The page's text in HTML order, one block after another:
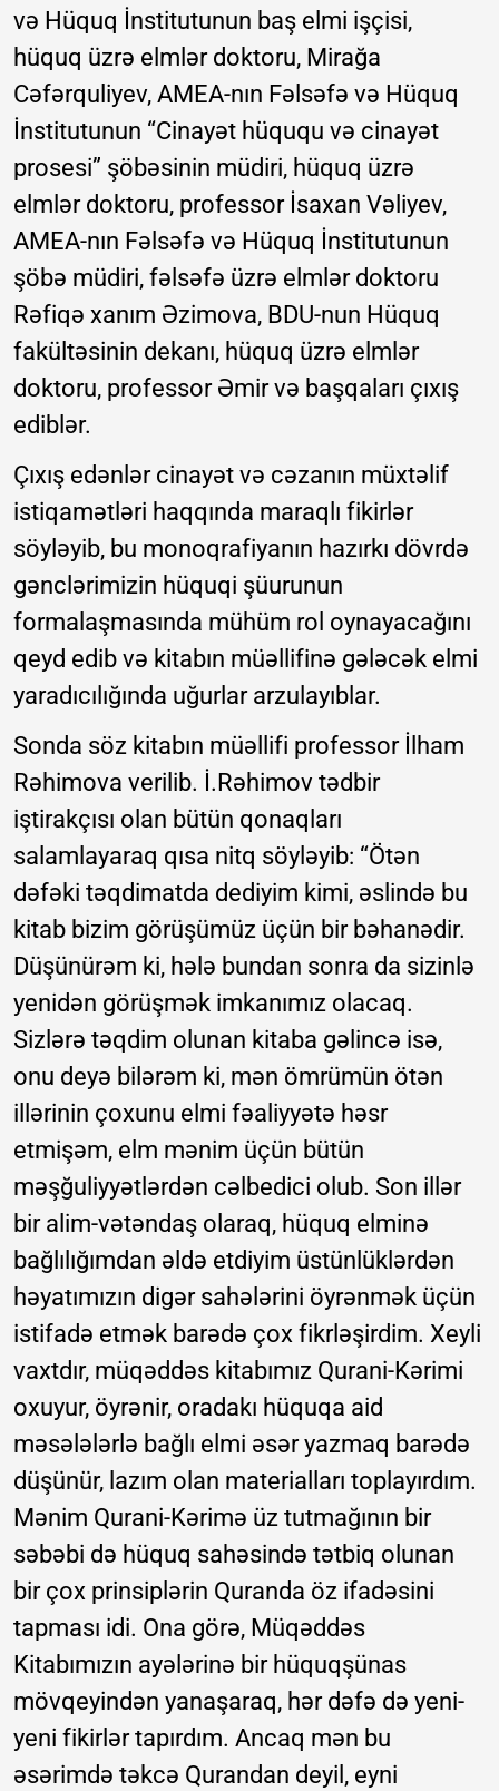
və Hüquq İnstitutunun baş elmi işçisi,
hüquq üzrə elmlər doktoru, Mirağa
Cəfərquliyev, AMEA-nın Fəlsəfə və Hüquq
İnstitutunun “Cinayət hüququ və cinayət
prosesi” şöbəsinin müdiri, hüquq üzrə
elmlər doktoru, professor İsaxan Vəliyev,
AMEA-nın Fəlsəfə və Hüquq İnstitutunun
şöbə müdiri, fəlsəfə üzrə elmlər doktoru
Rəfiqə xanım Əzimova, BDU-nun Hüquq
fakültəsinin dekanı, hüquq üzrə elmlər
doktoru, professor Əmir və başqaları çıxış
ediblər.
Çıxış edənlər cinayət və cəzanın müxtəlif
istiqamətləri haqqında maraqlı fikirlər
söyləyib, bu monoqrafiyanın hazırkı dövrdə
gənclərimizin hüquqi şüurunun
formalaşmasında mühüm rol oynayacağını
qeyd edib və kitabın müəllifinə gələcək elmi
yaradıcılığında uğurlar arzulayıblar.
Sonda söz kitabın müəllifi professor İlham
Rəhimova verilib. İ.Rəhimov tədbir
iştirakçısı olan bütün qonaqları
salamlayaraq qısa nitq söyləyib: “Ötən
dəfəki təqdimatda dediyim kimi, əslində bu
kitab bizim görüşümüz üçün bir bəhanədir.
Düşünürəm ki, hələ bundan sonra da sizinlə
yenidən görüşmək imkanımız olacaq.
Sizlərə təqdim olunan kitaba gəlincə isə,
onu deyə bilərəm ki, mən ömrümün ötən
illərinin çoxunu elmi fəaliyyətə həsr
etmişəm, elm mənim üçün bütün
məşğuliyyətlərdən cəlbedici olub. Son illər
bir alim-vətəndaş olaraq, hüquq elminə
bağlılığımdan əldə etdiyim üstünlüklərdən
həyatımızın digər sahələrini öyrənmək üçün
istifadə etmək barədə çox fikrləşirdim. Xeyli
vaxtdır, müqəddəs kitabımız Qurani-Kərimi
oxuyur, öyrənir, oradakı hüquqa aid
məsələlərlə bağlı elmi əsər yazmaq barədə
düşünür, lazım olan materialları toplayırdım.
Mənim Qurani-Kərimə üz tutmağının bir
səbəbi də hüquq sahəsində tətbiq olunan
bir çox prinsiplərin Quranda öz ifadəsini
tapması idi. Ona görə, Müqəddəs
Kitabımızın ayələrinə bir hüquqşünas
mövqeyindən yanaşaraq, hər dəfə də yeni-
yeni fikirlər tapırdım. Ancaq mən bu
əsərimdə təkcə Qurandan deyil, eyni